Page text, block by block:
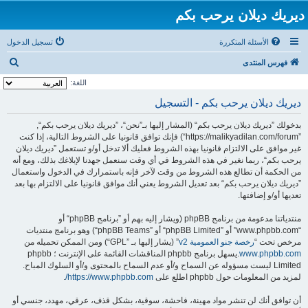
ديريك ديلان يرحب بكم
الأسئلة المتكررة تسجيل الدخول
فهرس المنتدى
ح
اللغة:
ديريك ديلان يرحب بكم - التسجيل
بدخولك ”ديريك ديلان يرحب بكم“ (المشار إليها بـ”نحن“، ”ديريك ديلان يرحب بكم“,
”https://malikyadilan.com/forum“) فإنك توافق قانونيا على الشروط التالية، إذا كنت
غير موافق على الالتزام قانونيا بهذه الشروط فعليك ألا تدخل أو/و تستعمل ”ديريك ديلان
يرحب بكم“، ربما نغير في هذه الشروط في أي وقت سنعمل جهدنا لإبلاغك بذلك، ومع أنه
من الحكمة أن تطالع هذه الشروط من وقت لآخر فإنه باستمرارك في الدخول واستعمال
”ديريك ديلان يرحب بكم“ بعد تعديل الشروط يعني أنك موافق قانونيا على الالتزام بها بعد
تعديها أو/و إضافتها.
منتدياتنا مدعومة من برنامج phpBB (ويشار إليه بهم أو ”برنامج phpBB“ أو
“www.phpbb.com” أو ”phpBB Limited“ أو ”phpBB Teams“) وهو برنامج منتديات
مرخص تحت “رخصة جنو العمومية v2
” (يشار إليها بـ ”GPL“) ومن الممكن تحميله من
www.phpbb.com
.يسهل برنامج phpbb المناقشات القائمة على الإنترنت ؛ phpbb
Limited ليست مسؤوله عن السماح و/أو عدم السماح بالمحتوى و/أو السلوك المباح.
لمزيد من المعلومات حول phpbb اطلع على
https://www.phpbb.com/
.
أن توافق أنك لن تنشر مواد مهينة، فاحشة، سوقية، بشكل قذف، عرقي، مهدد، جنسي أو